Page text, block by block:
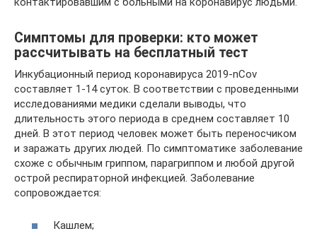
Симптомы для проверки: кто может
рассчитывать на бесплатный тест
Инкубационный период коронавируса 2019-nCov
составляет 1-14 суток. В соответствии с проведенными
исследованиями медики сделали выводы, что
длительность этого периода в среднем составляет 10
дней. В этот период человек может быть переносчиком
и заражать других людей. По симптоматике заболевание
схоже с обычным гриппом, парагриппом и любой другой
острой респираторной инфекцией. Заболевание
сопровождается:
Кашлем;